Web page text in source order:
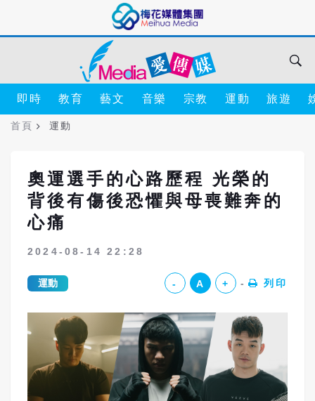
即時 教育 藝文 音樂 宗教 運動 旅遊
首頁 運動
奧運選手的心路歷程 光榮的
背後有傷後恐懼與母喪難奔的
心痛
2024-08-14 22:28
運動 - A + 列印